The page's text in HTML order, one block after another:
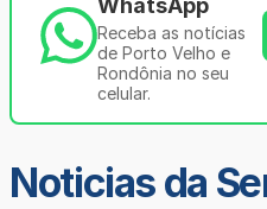
WhatsApp
Receba as notícias
de Porto Velho e
Rondônia no seu
celular.
Noticias da